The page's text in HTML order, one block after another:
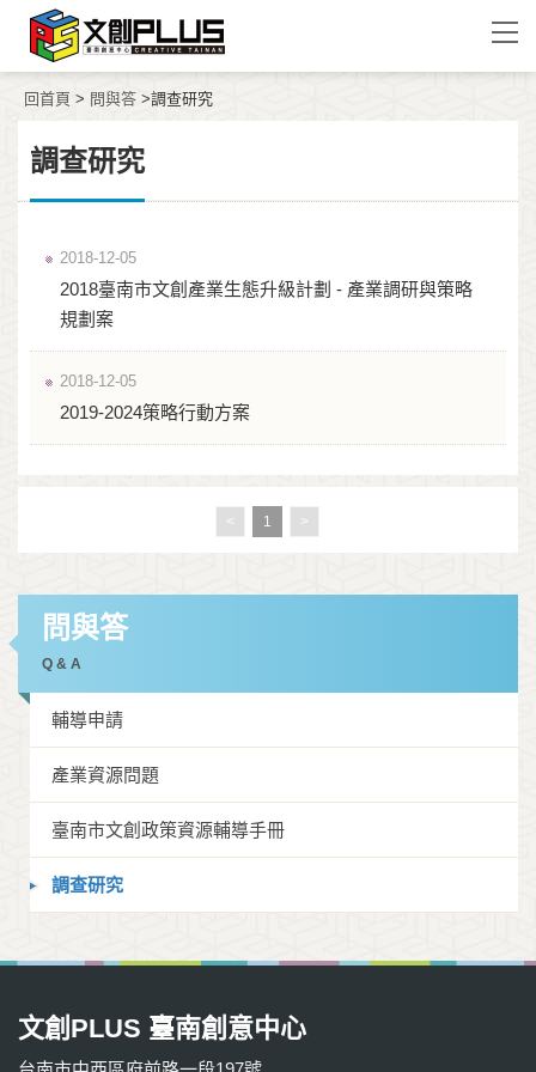
回首頁 > 問與答 >調查研究
調查研究
2018-12-05
2018臺南市文創產業生態升級計劃 - 產業調研與策略
規劃案
2018-12-05
2019-2024策略行動方案
< 1 >
問與答
Q & A
輔導申請
產業資源問題
臺南市文創政策資源輔導手冊
調查研究
文創PLUS 臺南創意中心